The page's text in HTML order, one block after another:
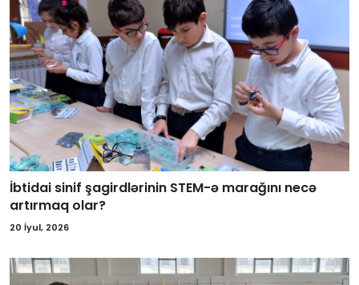
İbtidai sinif şagirdlərinin STEM-ə marağını necə
artırmaq olar?
20 İyul, 2026